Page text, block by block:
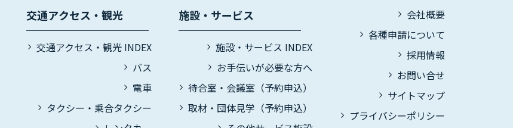
交通アクセス・観光
交通アクセス・観光 INDEX
バス
電車
タクシー・乗合タクシー
施設・サービス
施設・サービス INDEX
お手伝いが必要な方へ
待合室・会議室（予約申込）
取材・団体見学（予約申込）
会社概要
各種申請について
採用情報
お問い合せ
サイトマップ
プライバシーポリシー